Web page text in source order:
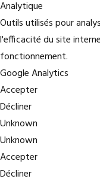
Analytique
Outils utilisés pour
l'efficacité du site
fonctionnement.
Google Analytics
Accepter
Décliner
Unknown
Unknown
Accepter
Décliner